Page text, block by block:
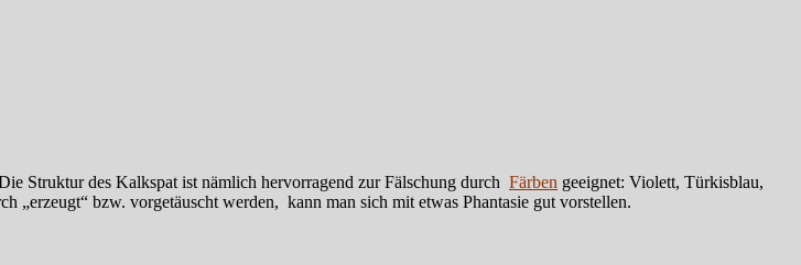
Struktur des Kalkspat ist nämlich hervorragend zur Fälschung durch Färben geeignet: Violett, Türkisblau,
„erzeugt“ bzw. vorgetäuscht werden, kann man sich mit etwas Phantasie gut vorstellen.